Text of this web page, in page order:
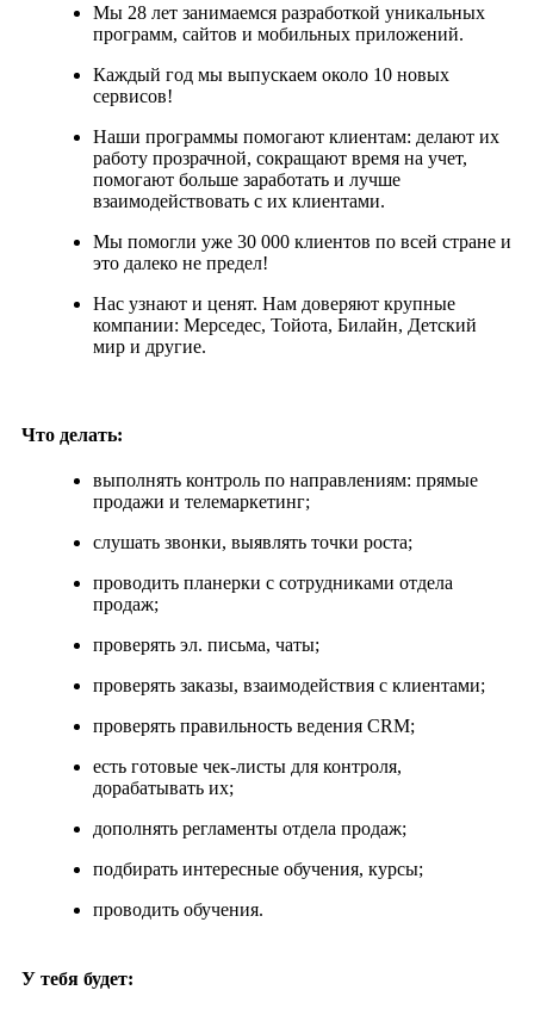
Мы 28 лет занимаемся разработкой уникальных
программ, сайтов и мобильных приложений.
Каждый год мы выпускаем около 10 новых
сервисов!
Наши программы помогают клиентам: делают их
работу прозрачной, сокращают время на учет,
помогают больше заработать и лучше
взаимодействовать с их клиентами.
Мы помогли уже 30 000 клиентов по всей стране и
это далеко не предел!
Нас узнают и ценят. Нам доверяют крупные
компании: Мерседес, Тойота, Билайн, Детский
мир и другие.
Что делать:
выполнять контроль по направлениям: прямые
продажи и телемаркетинг;
слушать звонки, выявлять точки роста;
проводить планерки с сотрудниками отдела
продаж;
проверять эл. письма, чаты;
проверять заказы, взаимодействия с клиентами;
проверять правильность ведения CRM;
есть готовые чек-листы для контроля,
дорабатывать их;
дополнять регламенты отдела продаж;
подбирать интересные обучения, курсы;
проводить обучения.
У тебя будет: